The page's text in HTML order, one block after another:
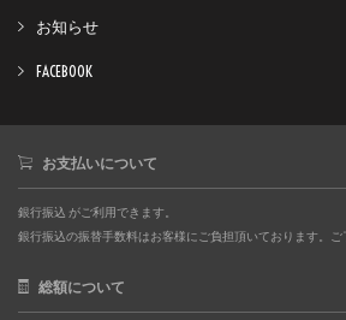
お知らせ
FACEBOOK
お支払いについて
銀行振込 がご利用できます。
銀行振込の振替手数料はお客様にご負担頂いております。ご
総額について